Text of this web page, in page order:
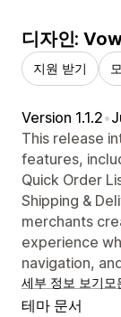
디자인:
지원 받기
Version 1.1.2•
This release
features,
Quick Order
Shipping &
merchants
experience
navigation,
세부 정보 보기 모
테마 문서